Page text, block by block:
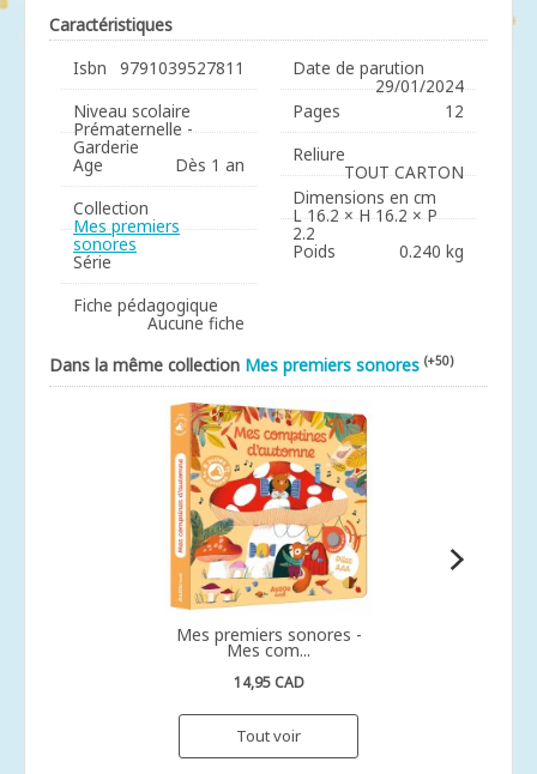
Caractéristiques
Isbn
9791039527811
Niveau scolaire
Prématernelle -
Garderie
Age
Dès 1 an
Collection
Mes premiers
sonores
Série
Fiche pédagogique
Aucune fiche
Date de parution
29/01/2024
Pages
12
Reliure
TOUT CARTON
Dimensions en cm
L 16.2 × H 16.2 × P
2.2
Poids 0.240 kg
Dans la même collection Mes premiers sonores (+50)
Mes premiers sonores -
Mes com...
14,95 CAD
Tout voir